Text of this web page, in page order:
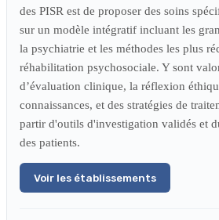
des PISR est de proposer des soins
sur un modèle intégratif incluant les
la psychiatrie et les méthodes les plus
réhabilitation psychosociale. Y sont
d’évaluation clinique, la réflexion
connaissances, et des stratégies de
partir d'outils d'investigation validés et
des patients.
Voir les établissements